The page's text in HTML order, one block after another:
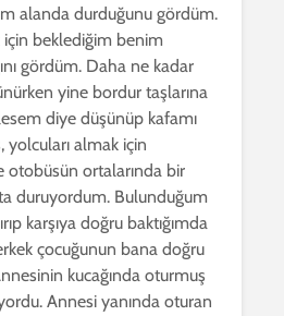
alanda durduğunu gördüm.
için beklediğim benim
gördüm. Daha ne kadar
yine bordur taşlarına
diye düşünüp kafamı
almak için
otobüsün ortalarında bir
duruyordum. Bulunduğum
karşıya doğru baktığımda
çocuğunun bana doğru
kucağında oturmuş
Annesi yanında oturan